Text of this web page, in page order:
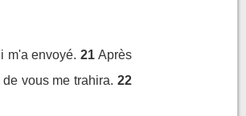
m'a envoyé. 21 Après
vous me trahira. 22